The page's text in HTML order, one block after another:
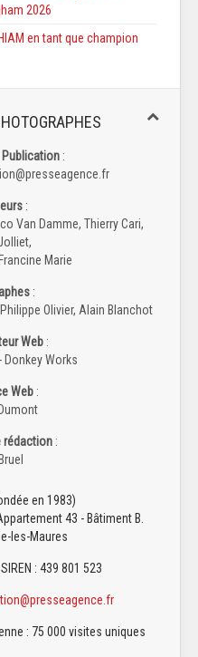
2026
en tant que champion
Publication :
:
Van Damme, Thierry Cari,
Marie
:
Olivier, Alain Blanchot
Web :
Donkey Works
Web:
rédaction :
en 1983)
43 - Bâtiment B.
les-Maures
: 439 801 523
: 75 000 visites uniques